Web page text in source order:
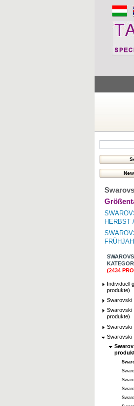
HERBST
(2434
Individuell
produkte)
Swarovski
Swarovski
produkte)
Swarovski
Swarovski